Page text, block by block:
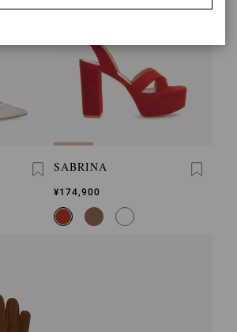
SABRINA
¥174,900